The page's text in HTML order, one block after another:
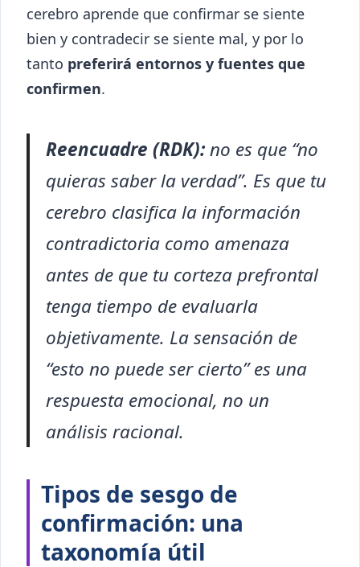
cerebro aprende que confirmar se siente
bien y contradecir se siente mal, y por lo
tanto preferirá entornos y fuentes que
confirmen.
Reencuadre (RDK):no es que “no
quieras saber la verdad”. Es que tu
cerebro clasifica la información
contradictoria como amenaza
antes de que tu corteza prefrontal
tenga tiempo de evaluarla
objetivamente. La sensación de
“esto no puede ser cierto” es una
respuesta emocional, no un
análisis racional.
Tipos de sesgo de
confirmación: una
taxonomía útil